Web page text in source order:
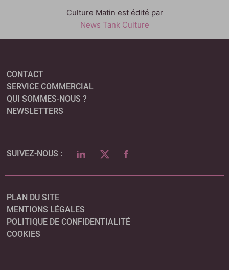
Culture Matin est édité par
News Tank Culture
CONTACT
SERVICE COMMERCIAL
QUI SOMMES-NOUS ?
NEWSLETTERS
SUIVEZ-NOUS : LINKEDINTWITTERFACEBOOK
PLAN DU SITE
MENTIONS LÉGALES
POLITIQUE DE CONFIDENTIALITÉ
COOKIES